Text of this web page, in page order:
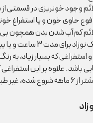
وجود خونریزی در قسمتی
حاوی خون و یا استفراغ
کم آب شدن بدن همچون
مدت 3 ساعت و یا بیشتر
که بسیار زیاد، به
طبیعی و مهم است.